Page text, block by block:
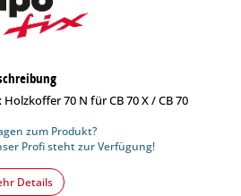
70 N für CB 70 X / CB 70
zum Produkt?
Profi steht zur Verfügung!
Details